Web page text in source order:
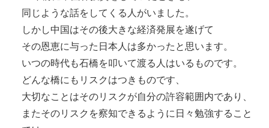
同じような話をしてくる人がいました。
しかし中国はその後大きな経済発展を遂げて
その恩恵に与った日本人は多かったと思います。
いつの時代も石橋を叩いて渡る人はいるものです。
どんな橋にもリスクはつきものです、
大切なことはそのリスクが自分の許容範囲内であり、
またそのリスクを察知できるように日々勉強すること